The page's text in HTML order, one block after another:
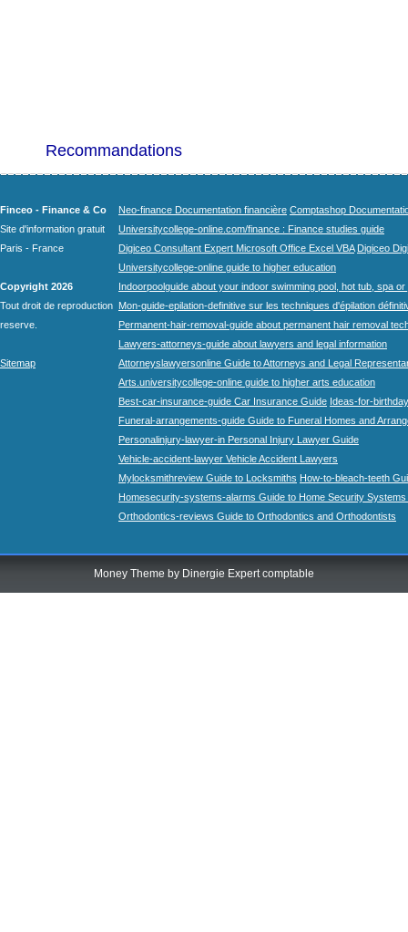
Recommandations
Finceo - Finance & Co
Site d'information gratuit
Paris - France
Copyright 2026
Tout droit de reproduction
reserve.
Sitemap
Neo-finance Documentation financière Comptashop
Universitycollege-online.com/finance : Finance studies guide
Digiceo Consultant Expert Microsoft Office Excel VBA Digiceo
Universitycollege-online guide to higher education
Indoorpoolguide about your indoor swimming pool, hot tub, spa
Mon-guide-epilation-definitive sur les techniques d'épilation
Permanent-hair-removal-guide about permanent hair removal
Lawyers-attorneys-guide about lawyers and legal information
Attorneyslawyersonline Guide to Attorneys and Legal
Arts.universitycollege-online guide to higher arts education
Best-car-insurance-guide Car Insurance Guide Ideas-for-
Funeral-arrangements-guide Guide to Funeral Homes and
Personalinjury-lawyer-in Personal Injury Lawyer Guide
Vehicle-accident-lawyer Vehicle Accident Lawyers
Mylocksmithreview Guide to Locksmiths How-to-bleach-teeth
Homesecurity-systems-alarms Guide to Home Security Systems
Orthodontics-reviews Guide to Orthodontics and Orthodontists
Money Theme by Dinergie Expert comptable